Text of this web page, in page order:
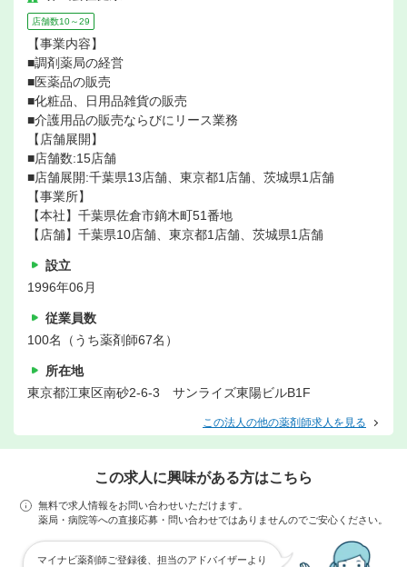
店舗数10～29
【事業内容】
■調剤薬局の経営
■医薬品の販売
■化粧品、日用品雑貨の販売
■介護用品の販売ならびにリース業務
【店舗展開】
■店舗数:15店舗
■店舗展開:千葉県13店舗、東京都1店舗、茨城県1店舗
【事業所】
【本社】千葉県佐倉市鏑木町51番地
【店舗】千葉県10店舗、東京都1店舗、茨城県1店舗
設立
1996年06月
従業員数
100名（うち薬剤師67名）
所在地
東京都江東区南砂2-6-3 サンライズ東陽ビルB1F
この法人の他の薬剤師求人を見る
この求人に興味がある方はこちら
無料で求人情報をお問い合わせいただけます。
薬局・病院等への直接応募・問い合わせではありませんのでご安心ください。
マイナビ薬剤師ご登録後、担当のアドバイザーより